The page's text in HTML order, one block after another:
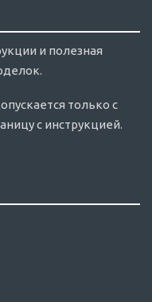
и полезная
только с
с инструкцией.